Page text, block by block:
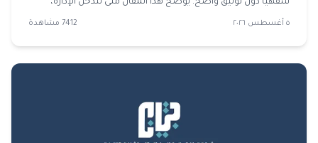
شفهيًا دون توثيق واضح. يوضح هذا المقال متى تتدخل الإدارة،
وكيف يراجع محامي شركات المستندات، وما الذي تحتاجه قضايا
٥ أغسطس ٢٠٢٦ 7412 مشاهدة